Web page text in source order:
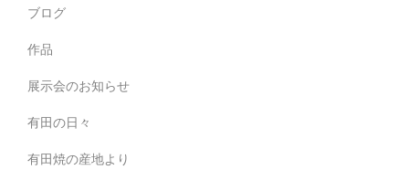
ブログ
作品
展示会のお知らせ
有田の日々
有田焼の産地より